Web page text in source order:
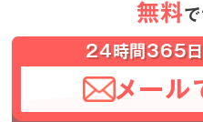
無料で
24時間365日
メール